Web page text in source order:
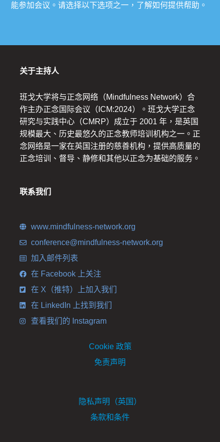
能参加会议。请选择以下选项之一，了解如何提供帮助。
关于主持人
班戈大学将与正念网络（Mindfulness Network）合
作主办正念国际会议（ICM:2024）。班戈大学正念
研究与实践中心（CMRP）成立于 2001 年，是英国
规模最大、历史最悠久的正念教师培训机构之一。正
念网络是一家在英国注册的慈善机构，提供高质量的
正念培训、督导、静修和其他以正念为基础的服务。
联系我们
www.mindfulness-network.org
conference@mindfulness-network.org
加入邮件列表
在 Facebook 上关注
在 X（推特）上加入我们
在 LinkedIn 上找到我们
查看我们的 Instagram
Cookie 政策
免责声明
隐私声明（英国）
条款和条件